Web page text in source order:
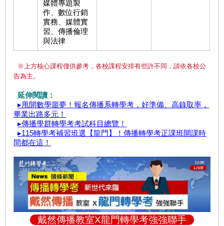
媒體專題製
作、數位行銷
實務、媒體實
習、傳播倫理
與法律
※上方核心課程僅供參考，各校課程安排有些許不同，請依各校公
告為主。
延伸閱讀：
▸甩開數學噩夢！報名傳播系轉學考，好準備、高錄取率，
畢業出路多元！
▸傳播學群轉學考考試科目總覽！
▸115轉學考補習班選【龍門】！傳播轉學考正課班開課時
間都在這！
戴然傳播教室X龍門轉學考強強聯手